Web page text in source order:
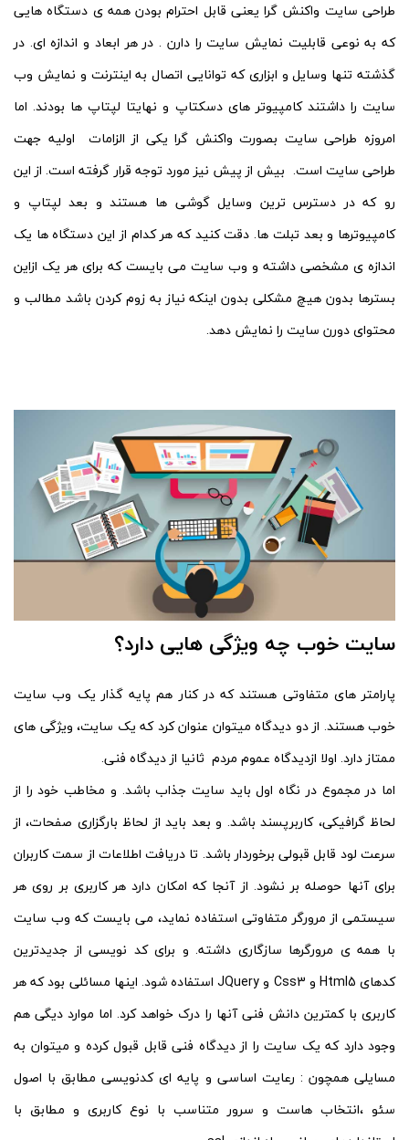
طراحی سایت واکنش گرا یعنی قابل احترام بودن همه ی دستگاه هایی
که به نوعی قابلیت نمایش سایت را دارن . در هر ابعاد و اندازه ای. در
گذشته تنها وسایل و ابزاری که توانایی اتصال به اینترنت و نمایش وب
سایت را داشتند کامپیوتر های دسکتاپ و نهایتا لپتاپ ها بودند. اما
امروزه طراحی سایت بصورت واکنش گرا یکی از الزامات اولیه جهت
طراحی سایت است. بیش از پیش نیز مورد توجه قرار گرفته است. از این
رو که در دسترس ترین وسایل گوشی ها هستند و بعد لپتاپ و
کامپیوترها و بعد تبلت ها. دقت کنید که هر کدام از این دستگاه ها یک
اندازه ی مشخصی داشته و وب سایت می بایست که برای هر یک ازاین
بسترها بدون هیچ مشکلی بدون اینکه نیاز به زوم کردن باشد مطالب و
محتوای دورن سایت را نمایش دهد.
سایت خوب چه ویژگی هایی دارد؟
پارامتر های متفاوتی هستند که در کنار هم پایه گذار یک وب سایت
خوب هستند. از دو دیدگاه میتوان عنوان کرد که یک سایت، ویژگی های
ممتاز دارد. اولا ازدیدگاه عموم مردم ثانیا از دیدگاه فنی.
اما در مجموع در نگاه اول باید سایت جذاب باشد. و مخاطب خود را از
لحاظ گرافیکی، کاربرپسند باشد. و بعد باید از لحاظ بارگزاری صفحات، از
سرعت لود قابل قبولی برخوردار باشد. تا دریافت اطلاعات از سمت کاربران
برای آنها حوصله بر نشود. از آنجا که امکان دارد هر کاربری بر روی هر
سیستمی از مرورگر متفاوتی استفاده نماید، می بایست که وب سایت
با همه ی مرورگرها سازگاری داشته. و برای کد نویسی از جدیدترین
کدهای Html5 و Css3 و JQuery استفاده شود. اینها مسائلی بود که هر
کاربری با کمترین دانش فنی آنها را درک خواهد کرد. اما موارد دیگی هم
وجود دارد که یک سایت را از دیدگاه فنی قابل قبول کرده و میتوان به
مسایلی همچون : رعایت اساسی و پایه ای کدنویسی مطابق با اصول
سئو ،انتخاب هاست و سرور متناسب با نوع کاربری و مطابق با